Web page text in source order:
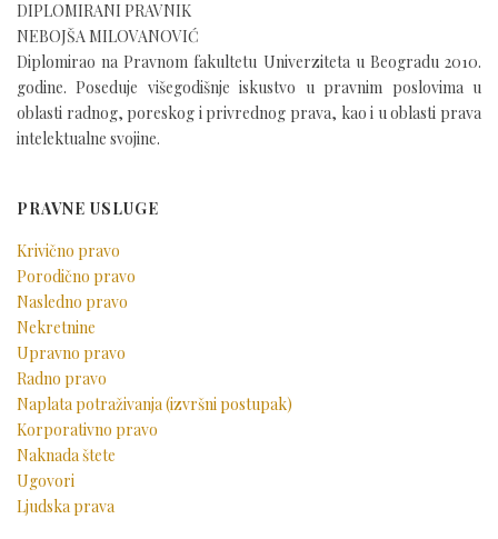
DIPLOMIRANI PRAVNIK
NEBOJŠA MILOVANOVIĆ
Diplomirao na Pravnom fakultetu Univerziteta u Beogradu 2010.
godine. Poseduje višegodišnje iskustvo u pravnim poslovima u
oblasti radnog, poreskog i privrednog prava, kao i u oblasti prava
intelektualne svojine.
PRAVNE USLUGE
Krivično pravo
Porodično pravo
Nasledno pravo
Nekretnine
Upravno pravo
Radno pravo
Naplata potraživanja (izvršni postupak)
Korporativno pravo
Naknada štete
Ugovori
Ljudska prava